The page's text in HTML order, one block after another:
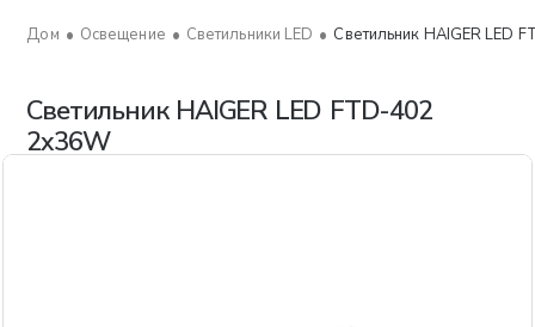
Светильник HAIGER LED FTD-402
2x36W
Освещение Светильники LED Светильник HAIGER LED